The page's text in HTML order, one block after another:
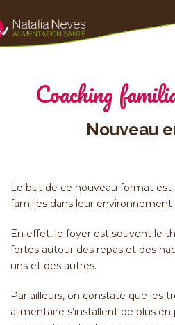
Coaching
Nouveau
Le but de ce nouveau format est
familles dans leur environnement
En effet, le foyer est souvent le
fortes autour des repas et des
uns et des autres.
Par ailleurs, on constate que les
alimentaire s’installent de plus